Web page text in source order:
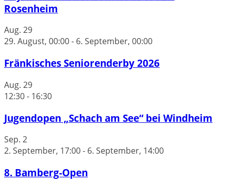
Rosenheim
Aug. 29
29. August, 00:00- 6. September, 00:00
Fränkisches Seniorenderby 2026
Aug. 29
12:30- 16:30
Jugendopen „Schach am See“ bei Windheim
Sep. 2
2. September, 17:00- 6. September, 14:00
8. Bamberg-Open